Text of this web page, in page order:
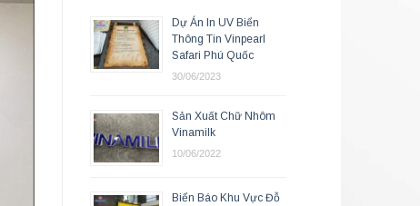
Dự Án In UV Biển
Thông Tin Vinpearl
Safari Phú Quốc
30/06/2023
Sản Xuất Chữ Nhôm
Vinamilk
10/06/2022
Biển Báo Khu Vực Đỗ